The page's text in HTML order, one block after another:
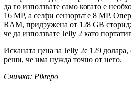
да го използвате само когато е
16 МР, а селфи сензорът е 8 МР.
RAM, придружена от 128 GB
че да използвате Jelly 2 като
Исканата цена за Jelly 2е 129 долара,
реши, че има нужда точно от него.
Снимка: Pikrepo